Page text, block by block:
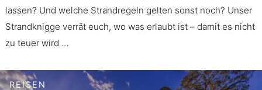
lassen? Und welche Strandregeln gelten sonst noch? Unser
Strandknigge verrät euch, wo was erlaubt ist – damit es nicht
zu teuer wird …
REISEN